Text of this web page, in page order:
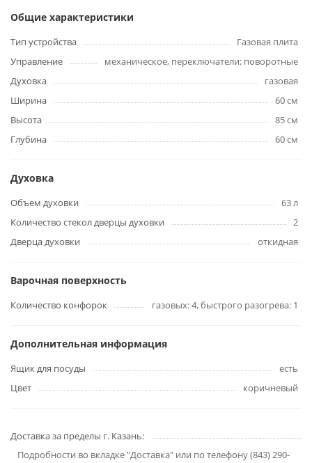
Общие характеристики
Тип устройства
Газовая плита
Управление
механическое, переключатели: поворотные
Духовка
газовая
Ширина
60 см
Высота
85 см
Глубина
60 см
Духовка
Объем духовки
63 л
Количество стекол дверцы духовки
2
Дверца духовки
откидная
Варочная поверхность
Количество конфорок газовых: 4, быстрого разогрева: 1
Дополнительная информация
Ящик для посуды
есть
Цвет
коричневый
Доставка за пределы г. Казань:
Подробности во вкладке "Доставка" или по телефону (843) 290-